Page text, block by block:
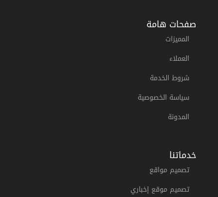
صفحات هامة
المميزات
العملاء
شروط الخدمة
سياسة الخصوصية
المدونة
خدماتنا
تصميم مواقع
تصميم موقع إخباري